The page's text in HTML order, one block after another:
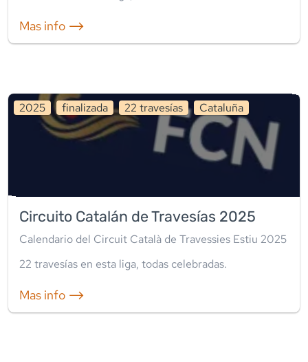
Mas info ⟶
2025 finalizada 22 travesías Cataluña
Circuito Catalán de Travesías 2025
Calendario del Circuit Català de Travessies Estiu 2025
22 travesías en esta liga, todas celebradas.
Mas info ⟶